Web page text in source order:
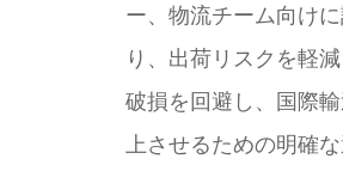
ー、物流チーム向け
り、出荷リスクを軽
破損を回避し、国際
上させるための明確